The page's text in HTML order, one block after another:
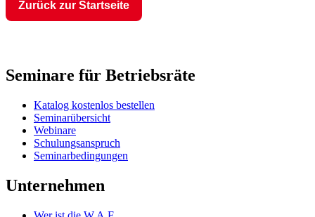
Zurück zur Startseite
Seminare für Betriebsräte
Katalog kostenlos bestellen
Seminarübersicht
Webinare
Schulungsanspruch
Seminarbedingungen
Unternehmen